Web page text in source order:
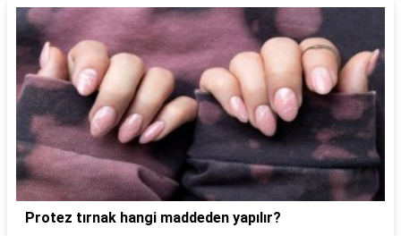
Protez tırnak hangi maddeden yapılır?